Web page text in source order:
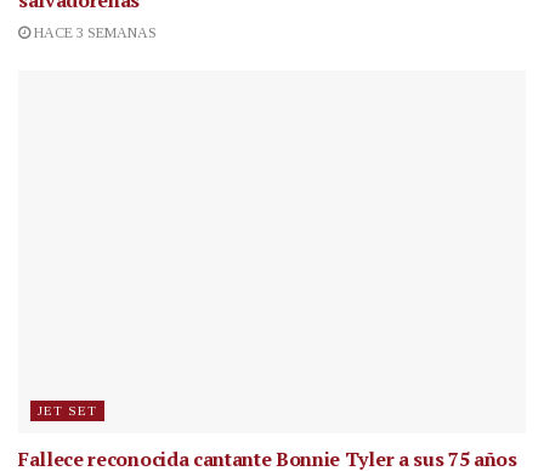
HACE 3 SEMANAS
JET SET
Fallece reconocida cantanteBonnie Tyler a sus 75 años